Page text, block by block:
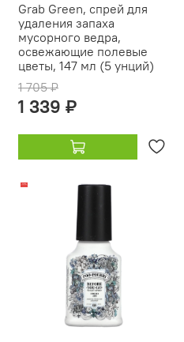
Grab Green, спрей для
удаления запаха
мусорного ведра,
освежающие полевые
цветы, 147 мл (5 унций)
1 705 ₽
1 339 ₽
-13%